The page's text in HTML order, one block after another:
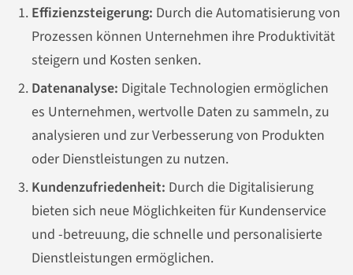
Effizienzsteigerung: Durch die Automatisierung von
Prozessen können Unternehmen ihre Produktivität
steigern und Kosten senken.
Datenanalyse: Digitale Technologien ermöglichen
es Unternehmen, wertvolle Daten zu sammeln, zu
analysieren und zur Verbesserung von Produkten
oder Dienstleistungen zu nutzen.
Kundenzufriedenheit: Durch die Digitalisierung
bieten sich neue Möglichkeiten für Kundenservice
und -betreuung, die schnelle und personalisierte
Dienstleistungen ermöglichen.